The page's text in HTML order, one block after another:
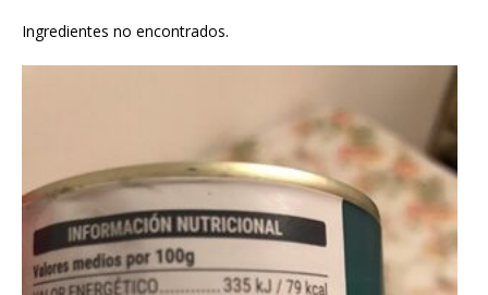
Ingredientes no encontrados.